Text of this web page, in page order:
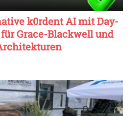
k0rdent AI mit Day-
Grace-Blackwell und